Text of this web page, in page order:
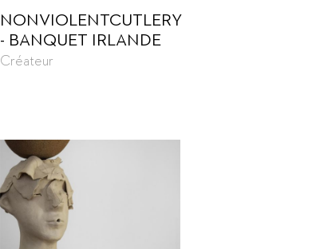
NONVIOLENTCUTLERY
- BANQUET IRLANDE
Créateur